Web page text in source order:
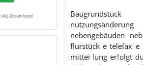
Als Download
nebengebäuden
flurstück e telefax e
mittei lung erfolgt